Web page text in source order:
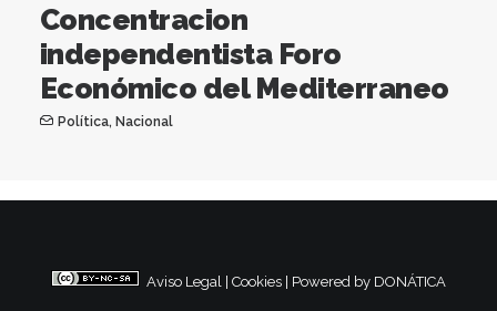
Concentracion
independentista Foro
Económico del Mediterraneo
Política, Nacional
Aviso Legal Cookies Powered by DONÁTICA